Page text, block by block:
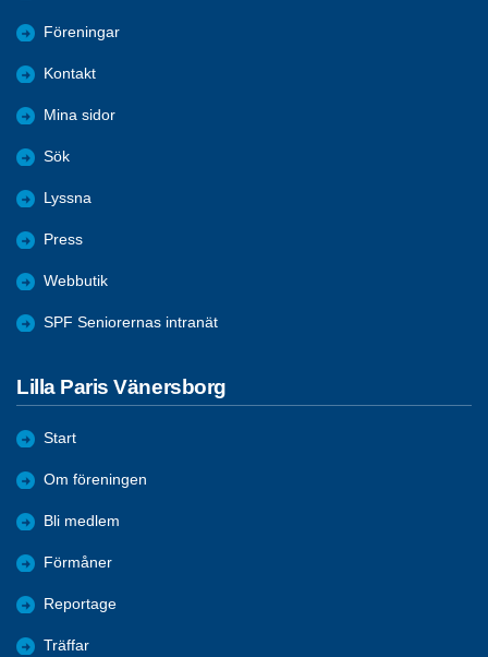
Föreningar
Kontakt
Mina sidor
Sök
Lyssna
Press
Webbutik
SPF Seniorernas intranät
Lilla Paris Vänersborg
Start
Om föreningen
Bli medlem
Förmåner
Reportage
Träffar